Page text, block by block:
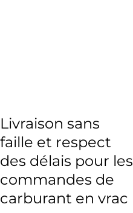
Livraison sans
faille et respect
des délais pour les
commandes de
carburant en vrac